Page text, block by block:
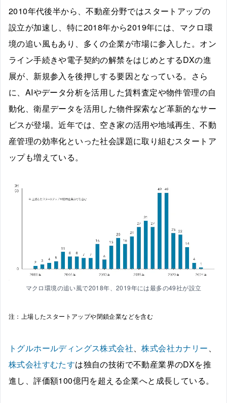
2010年代後半から、不動産分野ではスタートアップの
設立が加速し、特に2018年から2019年には、マクロ環
境の追い風もあり、多くの企業が市場に参入した。オン
ライン手続きや電子契約の解禁をはじめとするDXの進
展が、新規参入を後押しする要因となっている。さら
に、AIやデータ分析を活用した賃料査定や物件管理の自
動化、衛星データを活用した物件探索など革新的なサー
ビスが登場。近年では、空き家の活用や地域再生、不動
産管理の効率化といった社会課題に取り組むスタートア
ップも増えている。
マクロ環境の追い風で2018年、2019年には最多の49社が設立
注：上場したスタートアップや閉鎖企業などを含む
トグルホールディングス株式会社、株式会社カナリー、
株式会社すむたすは独自の技術で不動産業界のDXを推
進し、評価額100億円を超える企業へと成長している。